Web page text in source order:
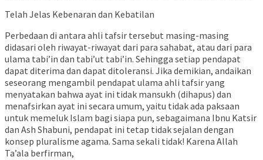
Telah Jelas Kebenaran dan Kebatilan
Perbedaan di antara ahli tafsir tersebut masing-masing
didasari oleh riwayat-riwayat dari para sahabat, atau dari para
ulama tabi’in dan tabi’ut tabi’in. Sehingga setiap pendapat
dapat diterima dan dapat ditoleransi. Jika demikian, andaikan
seseorang mengambil pendapat ulama ahli tafsir yang
menyatakan bahwa ayat ini tidak mansukh (dihapus) dan
menafsirkan ayat ini secara umum, yaitu tidak ada paksaan
untuk memeluk Islam bagi siapa pun, sebagaimana Ibnu Katsir
dan Ash Shabuni, pendapat ini tetap tidak sejalan dengan
konsep pluralisme agama. Sama sekali tidak! Karena Allah
Ta’ala berfirman,